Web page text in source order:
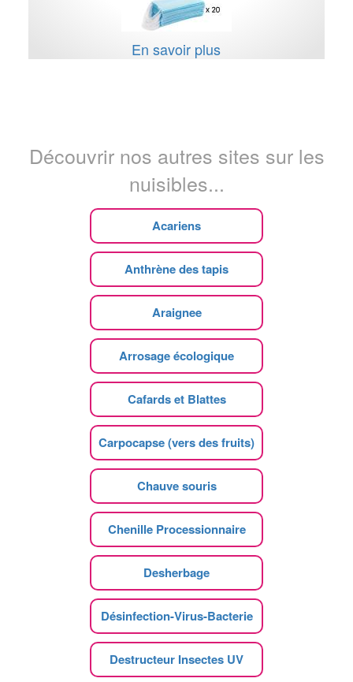
En savoir plus
Découvrir nos autres sites sur les
nuisibles...
Acariens
Anthrène des tapis
Araignee
Arrosage écologique
Cafards et Blattes
Carpocapse (vers des fruits)
Chauve souris
Chenille Processionnaire
Desherbage
Désinfection-Virus-Bacterie
Destructeur Insectes UV